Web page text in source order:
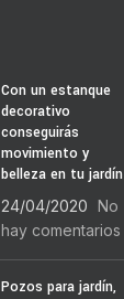
Con un estanque
decorativo
conseguirás
movimiento y
belleza en tu jardín
24/04/2020 No
hay comentarios
Pozos para jardín,